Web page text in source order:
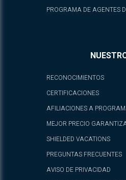
PROGRAMA DE AGENTES
RECONOCIMIENTOS
CERTIFICACIONES
AFILIACIONES A
MEJOR PRECIO
SHIELDED VACATIONS
PREGUNTAS FRECUENTES
AVISO DE PRIVACIDAD